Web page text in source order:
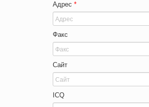
Адрес *
Факс
Сайт
ICQ